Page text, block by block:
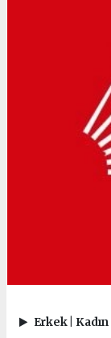
Erkek Kadın